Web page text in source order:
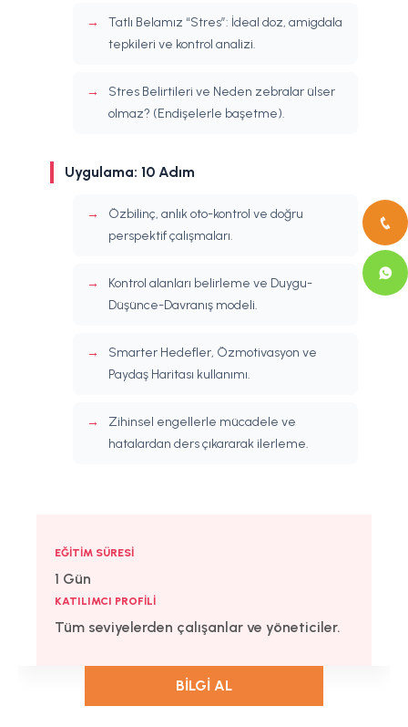
Tatlı Belamız “Stres”: İdeal doz, amigdala
tepkileri ve kontrol analizi.
Stres Belirtileri ve Neden zebralar ülser
olmaz? (Endişelerle başetme).
Uygulama: 10 Adım
Özbilinç, anlık oto-kontrol ve doğru
perspektif çalışmaları.
Kontrol alanları belirleme ve Duygu-
Düşünce-Davranış modeli.
Smarter Hedefler, Özmotivasyon ve
Paydaş Haritası kullanımı.
Zihinsel engellerle mücadele ve
hatalardan ders çıkararak ilerleme.
EĞITIM SÜRESI
1 Gün
KATILIMCI PROFILI
Tüm seviyelerden çalışanlar ve yöneticiler.
BILGI AL